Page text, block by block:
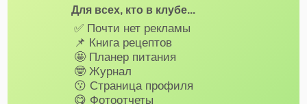
Для всех, кто в клубе...
✅ Почти нет рекламы
📌 Книга рецептов
🤩 Планер питания
🤓 Журнал
😗 Страница профиля
😋 Фотоотчеты